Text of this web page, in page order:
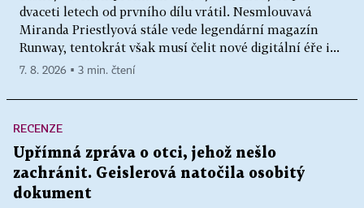
dvaceti letech od prvního dílu vrátil. Nesmlouvavá
Miranda Priestlyová stále vede legendární magazín
Runway, tentokrát však musí čelit nové digitální éře i...
7. 8. 2026 ▪ 3 min. čtení
RECENZE
Upřímná zpráva o otci, jehož nešlo
zachránit. Geislerová natočila osobitý
dokument